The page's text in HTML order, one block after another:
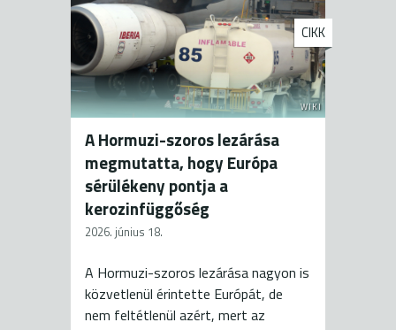
WIKI
CIKK
A Hormuzi-szoros lezárása
megmutatta, hogy Európa
sérülékeny pontja a
kerozinfüggőség
2026. június 18.
A Hormuzi-szoros lezárása nagyon is
közvetlenül érintette Európát, de
nem feltétlenül azért, mert az